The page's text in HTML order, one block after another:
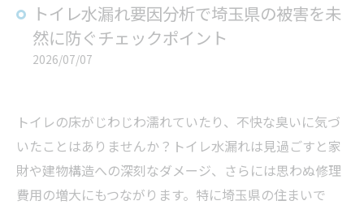
トイレ水漏れ要因分析で埼玉県の被害を未
然に防ぐチェックポイント
2026/07/07
トイレの床がじわじわ濡れていたり、不快な臭いに気づ
いたことはありませんか？トイレ水漏れは見過ごすと家
財や建物構造への深刻なダメージ、さらには思わぬ修理
費用の増大にもつながります。特に埼玉県の住まいで